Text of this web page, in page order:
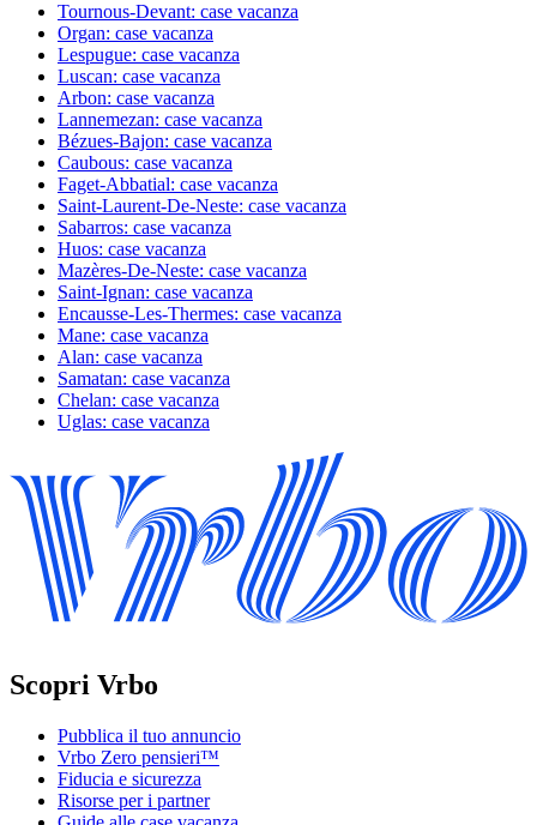
Tournous-Devant: case vacanza
Organ: case vacanza
Lespugue: case vacanza
Luscan: case vacanza
Arbon: case vacanza
Lannemezan: case vacanza
Bézues-Bajon: case vacanza
Caubous: case vacanza
Faget-Abbatial: case vacanza
Saint-Laurent-De-Neste: case vacanza
Sabarros: case vacanza
Huos: case vacanza
Mazères-De-Neste: case vacanza
Saint-Ignan: case vacanza
Encausse-Les-Thermes: case vacanza
Mane: case vacanza
Alan: case vacanza
Samatan: case vacanza
Chelan: case vacanza
Uglas: case vacanza
Scopri Vrbo
Pubblica il tuo annuncio
Vrbo Zero pensieri™
Fiducia e sicurezza
Risorse per i partner